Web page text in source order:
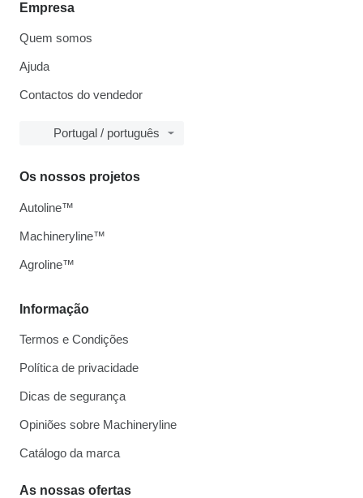
Empresa
Quem somos
Ajuda
Contactos do vendedor
Portugal / português
Informação
Termos e Condições
Política de privacidade
Dicas de segurança
Opiniões sobre Machineryline
Catálogo da marca
As nossas ofertas
Os nossos projetos
Autoline™
Machineryline™
Agroline™